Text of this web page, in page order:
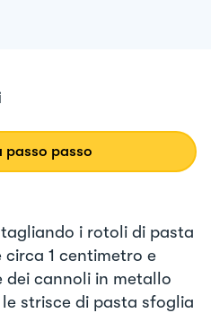
passo passo
i rotoli di pasta
1 centimetro e
dei cannoli in metallo
strisce di pasta sfoglia